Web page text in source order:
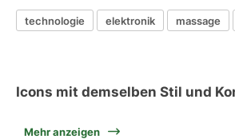
technologie elektronik massage
Icons mit demselben Stil und
Mehr anzeigen